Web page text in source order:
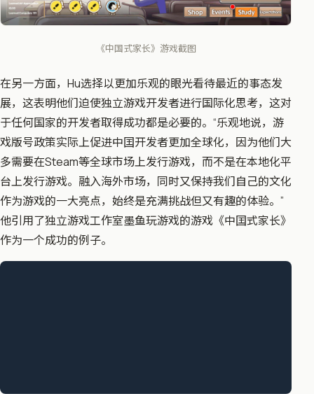
《中国式家长》游戏截图
在另一方面，Hu选择以更加乐观的眼光看待最近的事态发
展，这表明他们迫使独立游戏开发者进行国际化思考，这对
于任何国家的开发者取得成功都是必要的。“乐观地说，游
戏版号政策实际上促进中囯开发者更加全球化，因为他们大
多需要在Steam等全球市场上发行游戏，而不是在本地化平
台上发行游戏。融入海外市场，同时又保持我们自己的文化
作为游戏的一大亮点，始终是充满挑战但又有趣的体验。”
他引用了独立游戏工作室墨鱼玩游戏的游戏《中囯式家长》
作为一个成功的例子。